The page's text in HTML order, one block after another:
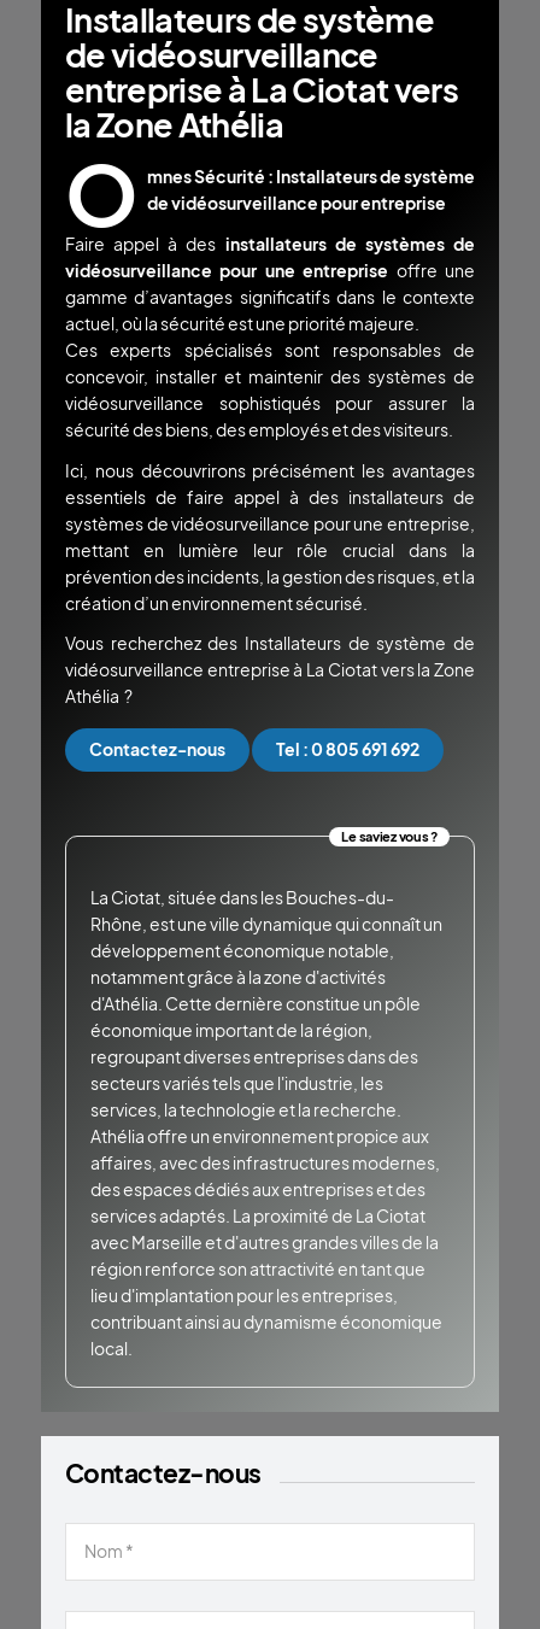
Installateurs de système
de vidéosurveillance
entreprise à La Ciotat vers
la Zone Athélia
O mnes Sécurité : Installateursde système
de vidéosurveillance pour entreprise
Faire appel à des installateurs de systèmes de
vidéosurveillance pour une entreprise offre une
gamme d’avantages significatifs dans le contexte
actuel, où la sécurité est une priorité majeure.
Ces experts spécialisés sont responsables de
concevoir, installer et maintenir des systèmes de
vidéosurveillance sophistiqués pour assurer la
sécurité des biens, des employés et des visiteurs.
Ici, nous découvrirons précisément les avantages
essentiels de faire appel à des installateurs de
systèmes de vidéosurveillance pour une entreprise,
mettant en lumière leur rôle crucial dans la
prévention des incidents, la gestion des risques, et la
création d’un environnement sécurisé.
Vous recherchez des Installateurs de système de
vidéosurveillance entreprise à La Ciotat vers la Zone
Athélia ?
Contactez-nous Tel : 0 805 691 692
Le saviez vous ?
La Ciotat, située dans les Bouches-du-
Rhône, est une ville dynamique qui connaît un
développement économique notable,
notamment grâce à la zone d'activités
d'Athélia. Cette dernière constitue un pôle
économique important de la région,
regroupant diverses entreprises dans des
secteurs variés tels que l'industrie, les
services, la technologie et la recherche.
Athélia offre un environnement propice aux
affaires, avec des infrastructures modernes,
des espaces dédiés aux entreprises et des
services adaptés. La proximité de La Ciotat
avec Marseille et d'autres grandes villes de la
région renforce son attractivité en tant que
lieu d'implantation pour les entreprises,
contribuant ainsi au dynamisme économique
local.
Contactez-nous